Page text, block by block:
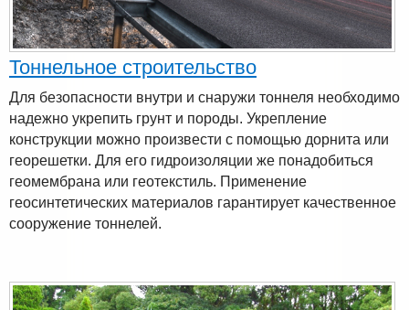
Тоннельное строительство
Для безопасности внутри и снаружи тоннеля необходимо
надежно укрепить грунт и породы. Укрепление
конструкции можно произвести с помощью дорнита или
георешетки. Для его гидроизоляции же понадобиться
геомембрана или геотекстиль. Применение
геосинтетических материалов гарантирует качественное
сооружение тоннелей.